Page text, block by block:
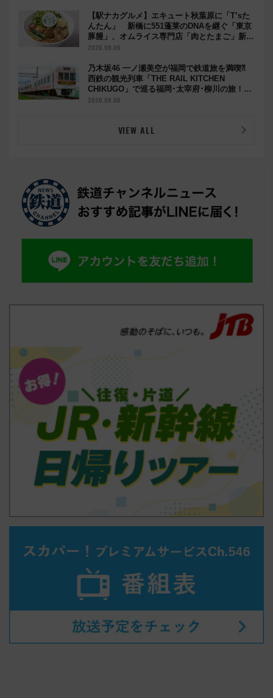
【駅ナカグルメ】エキュート秋葉原に「T’sた
んたん」 新橋に551蓬莱のDNAを継ぐ「東京
豚饅」、オムライス専門店「肉とたまご」新グ
ルメ続々登場！【2026年8月】
2026.08.06
乃木坂46 一ノ瀬美空が福岡で鉄道旅を満喫⁈
西鉄の観光列車「THE RAIL KITCHEN
CHIKUGO」で巡る福岡･太宰府･柳川の旅！
YouTubeが公開に
2026.08.06
VIEW ALL